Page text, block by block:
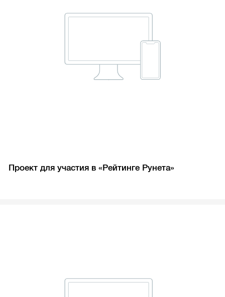
Проект для участия в «Рейтинге Рунета»